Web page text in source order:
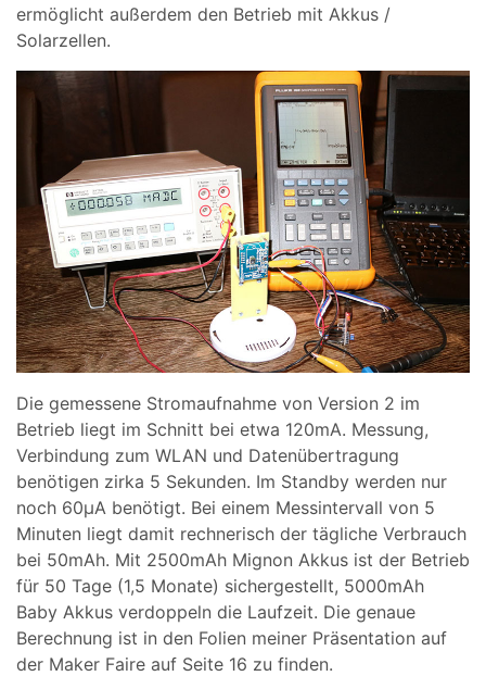
ermöglicht außerdem den Betrieb mit Akkus /
Solarzellen.
Die gemessene Stromaufnahme von Version 2 im
Betrieb liegt im Schnitt bei etwa 120mA. Messung,
Verbindung zum WLAN und Datenübertragung
benötigen zirka 5 Sekunden. Im Standby werden nur
noch 60µA benötigt. Bei einem Messintervall von 5
Minuten liegt damit rechnerisch der tägliche Verbrauch
bei 50mAh. Mit 2500mAh Mignon Akkus ist der Betrieb
für 50 Tage (1,5 Monate) sichergestellt, 5000mAh
Baby Akkus verdoppeln die Laufzeit. Die genaue
Berechnung ist in den Folien meiner Präsentation auf
der Maker Faire auf Seite 16 zu finden.